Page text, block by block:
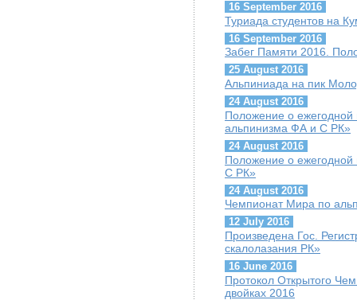
16 September 2016
Туриада студентов на
16 September 2016
Забег Памяти 2016.
25 August 2016
Альпиниада на пик
24 August 2016
Положение о ежегодной
альпинизма ФА и С РК»
24 August 2016
Положение о
С РК»
24 August 2016
Чемпионат Мира по
12 July 2016
Произведена Гос.
скалолазания РК»
16 June 2016
Протокол Открытого
двойках 2016